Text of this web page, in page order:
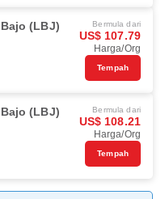
(LBJ) Bermula dari
US$ 107.79
Harga/Org
Tempah
(LBJ) Bermula dari
US$ 108.21
Harga/Org
Tempah